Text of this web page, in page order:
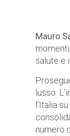
Mauro
salute e
lusso.
l’Italia
numero